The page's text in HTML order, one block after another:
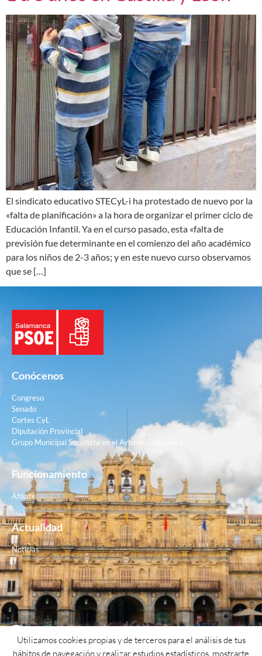
El sindicato educativo STECyL-i ha protestado de nuevo por la
«falta de planificación» a la hora de organizar el primer ciclo de
Educación Infantil. Ya en el curso pasado, esta «falta de
previsión fue determinante en el comienzo del año académico
para los niños de 2-3 años; y en este nuevo curso observamos
que se […]
Conócenos
Congreso
Senado
Cortes CyL
Diputación Provincial
Grupo Municipal Socialista en el Ayto de Salamanca
Funcionamiento
Afiliate
Actualidad
Noticias
Contacto
Utilizamos cookies propias y de terceros para el análisis de tus
hábitos de navegación y realizar estudios estadísticos, mostrarte